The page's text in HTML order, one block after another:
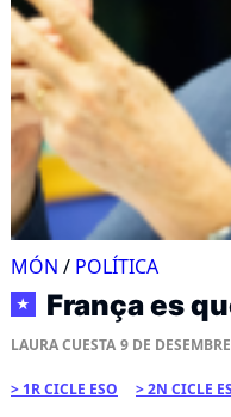
MÓN / POLÍTICA
★ França es
LAURA CUESTA 9 DE
1R CICLE ESO 2N CICLE